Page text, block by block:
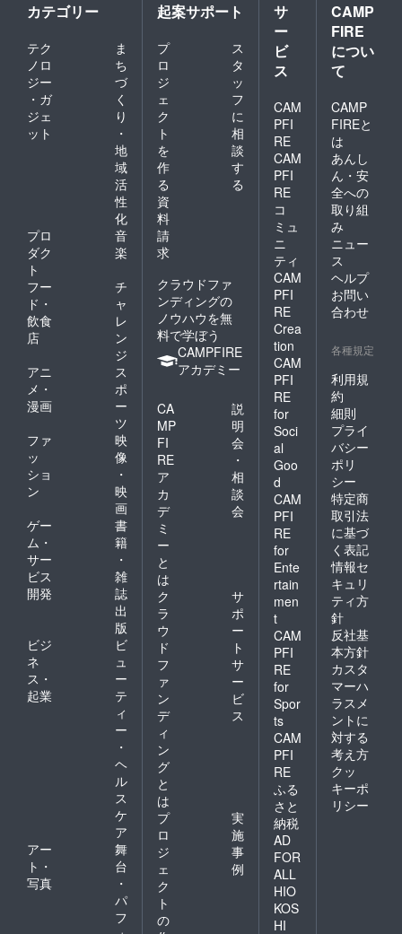
カテゴリー
テク
ノロ
ジー
・ガ
ジェ
ット
ま
ち
づ
く
り
・
地
域
活
性
化
プロ
ダク
ト
音
楽
フー
ド・
飲食
店
チ
ャ
レ
ン
ジ
アニ
メ・
漫画
ス
ポ
ー
ツ
ファ
ッ
ショ
ン
映
像
・
映
画
ゲー
ム・
サー
ビス
開発
書
籍
・
雑
誌
出
版
ビジ
ネ
ス・
起業
ビ
ュ
ー
テ
ィ
ー
・
ヘ
ル
ス
ケ
ア
アー
ト・
写真
舞
台
・
パ
フ
起案サポート
プ
ロ
ジ
ェ
ク
ト
を
作
る
ス
タ
ッ
フ
に
相
談
す
る
資
料
請
求
クラウドファ
ンディングの
ノウハウを無
料で学ぼう
CAMPFIRE
アカデミー
CA
MP
FI
RE
ア
カ
デ
ミ
ー
と
は
説
明
会
・
相
談
会
ク
ラ
ウ
ド
フ
ァ
ン
デ
ィ
ン
グ
と
は
サ
ポ
ー
ト
サ
ー
ビ
ス
プ
ロ
ジ
ェ
ク
ト
の
実
施
事
例
サ
ー
ビ
ス
CAM
PFI
RE
CAM
PFI
RE
コ
ミュ
ニ
ティ
CAM
PFI
RE
Crea
tion
CAM
PFI
RE
for
Soci
al
Goo
d
CAM
PFI
RE
for
Ente
rtain
men
t
CAM
PFI
RE
for
Spor
ts
CAM
PFI
RE
ふる
さと
納税
AD
FOR
ALL
HIO
KOS
HI
CAMP
FIRE
につい
て
CAMP
FIREと
は
あんし
ん・安
全への
取り組
み
ニュー
ス
ヘルプ
お問い
合わせ
各種規定
利用規
約
細則
プライ
バシー
ポリ
シー
特定商
取引法
に基づ
く表記
情報セ
キュリ
ティ方
針
反社基
本方針
カスタ
マーハ
ラスメ
ントに
対する
考え方
クッ
キーポ
リシー